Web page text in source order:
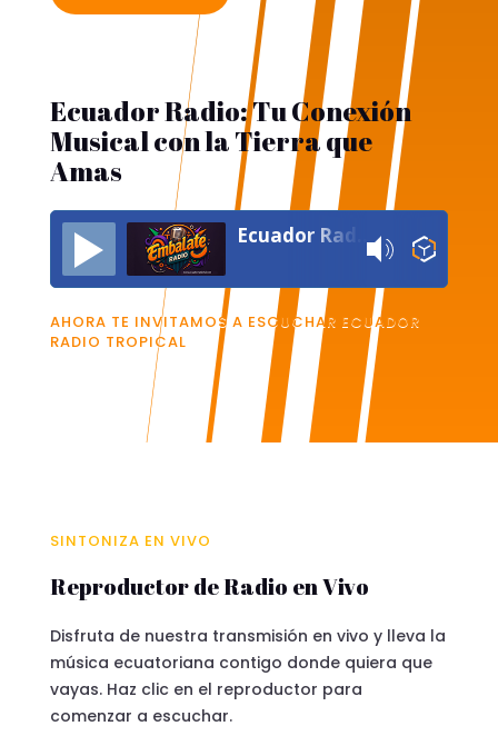
Ecuador Radio: Tu Conexión
Musical con la Tierra que
Amas
AHORA TE INVITAMOS A ESCUCHAR ECUADOR
RADIO TROPICAL
SINTONIZA EN VIVO
Reproductor de Radio en Vivo
Disfruta de nuestra transmisión en vivo y lleva la
música ecuatoriana contigo donde quiera que
vayas. Haz clic en el reproductor para
comenzar a escuchar.